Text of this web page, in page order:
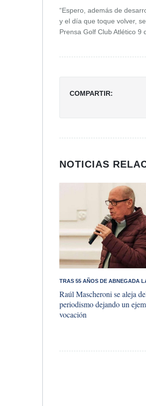
“Espero, además de
y el día que toque volver,
Prensa Golf Club Atlético 9
COMPARTIR:
NOTICIAS
​TRAS 55 AÑOS DE ABNEGADA
Raúl Mascheroni se aleja
periodismo dejando un
vocación